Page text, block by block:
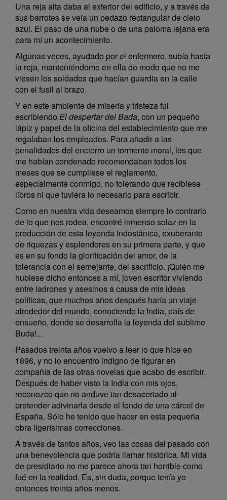
Una reja alta daba al exterior del edificio, y a través de
sus barrotes se veía un pedazo rectangular de cielo
azul. El paso de una nube o de una paloma lejana era
para mí un acontecimiento.
Algunas veces, ayudado por el enfermero, subía hasta
la reja, manteniéndome en ella de modo que no me
viesen los soldados que hacían guardia en la calle
con el fusil al brazo.
Y en este ambiente de miseria y tristeza fui
escribiendo El despertar del Bada, con un pequeño
lápiz y papel de la oficina del establecimiento que me
regalaban los empleados. Para añadir a las
penalidades del encierro un tormento moral, los que
me habían condenado recomendaban todos los
meses que se cumpliese el reglamento,
especialmente conmigo, no tolerando que recibiese
libros ni que tuviera lo necesario para escribir.
Como en nuestra vida deseamos siempre lo contrario
de lo que nos rodea, encontré inmenso solaz en la
producción de esta leyenda indostánica, exuberante
de riquezas y esplendores en su primera parte, y que
es en su fondo la glorificación del amor, de la
tolerancia con el semejante, del sacrificio. ¡Quién me
hubiese dicho entonces a mí, joven escritor viviendo
entre ladrones y asesinos a causa de mis ideas
políticas, que muchos años después haría un viaje
alrededor del mundo, conociendo la India, país de
ensueño, donde se desarrolla la leyenda del sublime
Buda!...
Pasados treinta años vuelvo a leer lo que hice en
1896, y no lo encuentro indigno de figurar en
compañía de las otras novelas que acabo de escribir.
Después de haber visto la India con mis ojos,
reconozco que no anduve tan desacertado al
pretender adivinarla desde el fondo de una cárcel de
España. Sólo he tenido que hacer en esta pequeña
obra ligerísimas correcciones.
A través de tantos años, veo las cosas del pasado con
una benevolencia que podría llamar histórica. Mi vida
de presidiario no me parece ahora tan horrible como
fué en la realidad. Es, sin duda, porque tenía yo
entonces treinta años menos.